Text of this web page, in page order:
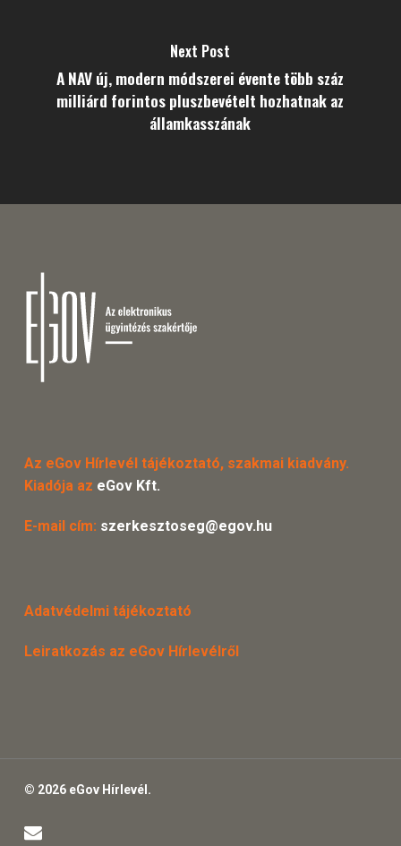
Next Post
A NAV új, modern módszerei évente több száz
milliárd forintos pluszbevételt hozhatnak az
államkasszának
Az eGov Hírlevél tájékoztató, szakmai kiadvány.
Kiadója az eGov Kft.
E-mail cím: szerkesztoseg@egov.hu
Adatvédelmi tájékoztató
Leiratkozás az eGov Hírlevélről
© 2026 eGov Hírlevél.
email